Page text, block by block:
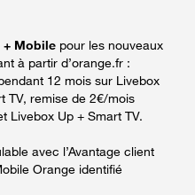
+ Mobile pour les nouveaux
à partir d’orange.fr :
12 mois sur Livebox
TV, remise de 2€/mois
Livebox Up + Smart TV.
avec l’Avantage client
Orange identifié